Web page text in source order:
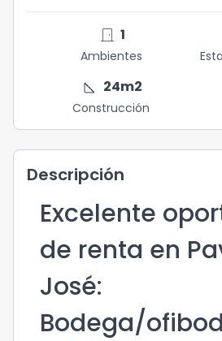
door_front 1
Ambientes
square_foot 24m2
Construcción
Descripción
Excelente
de renta en
José:
Bodega/